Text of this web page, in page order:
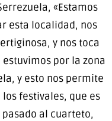
«Estamos
esta localidad, nos
y nos toca
por la zona
y esto nos permite
festivales, que es
al cuarteto,